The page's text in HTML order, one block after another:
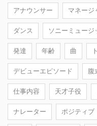
アナウンサー マネージ
ダンス ソニーミュージ
発達 年齢 曲
デビューエピソード 腹
仕事内容 天才子役
ナレーター ポジティブ